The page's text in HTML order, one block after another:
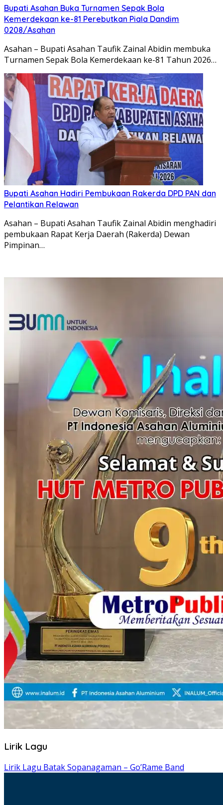
Bupati Asahan Buka Turnamen Sepak Bola
Kemerdekaan ke-81 Perebutkan Piala Dandim
0208/Asahan
Asahan – Bupati Asahan Taufik Zainal Abidin membuka
Turnamen Sepak Bola Kemerdekaan ke-81 Tahun 2026…
Bupati Asahan Hadiri Pembukaan Rakerda DPD PAN dan
Pelantikan Relawan
Asahan – Bupati Asahan Taufik Zainal Abidin menghadiri
pembukaan Rapat Kerja Daerah (Rakerda) Dewan
Pimpinan…
Lirik Lagu
Lirik Lagu Batak Sopanagaman – Go’Rame Band